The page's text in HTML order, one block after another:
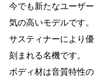
今でも新たなユーザ
気の高いモデルです。
サスティナーにより
刻まれる名機です。
ボディ材は音質特性